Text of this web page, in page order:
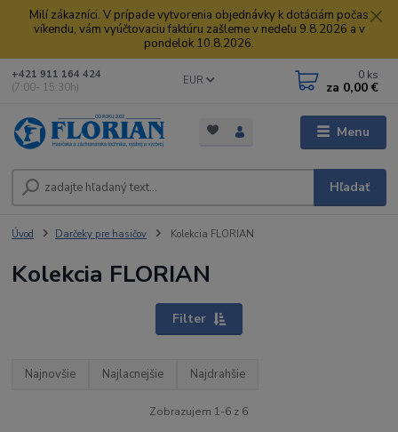
Milí zákazníci. V prípade vytvorenia objednávky k dotáciám počas
víkendu, vám vyúčtovaciu faktúru zašleme v nedeľu 9.8.2026 a v
pondelok 10.8.2026.
Menu
EUR
Hľadať
+421 911 164 424
(7:00- 15:30h)
0 ks
za 0,00 €
Úvod Darčeky pre hasičov Kolekcia FLORIAN
Kolekcia FLORIAN
Filter
Najnovšie Najlacnejšie Najdrahšie
Zobrazujem 1-6 z 6